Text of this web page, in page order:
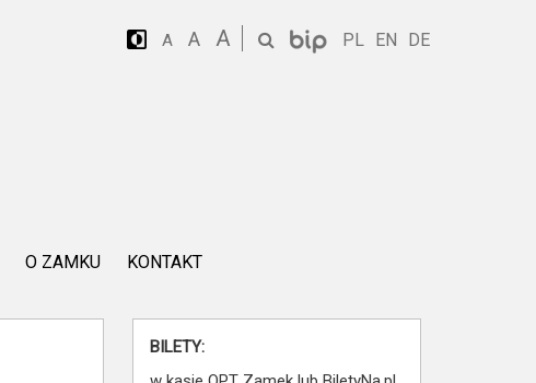
A A A PL EN DE
O ZAMKU KONTAKT
BILETY: